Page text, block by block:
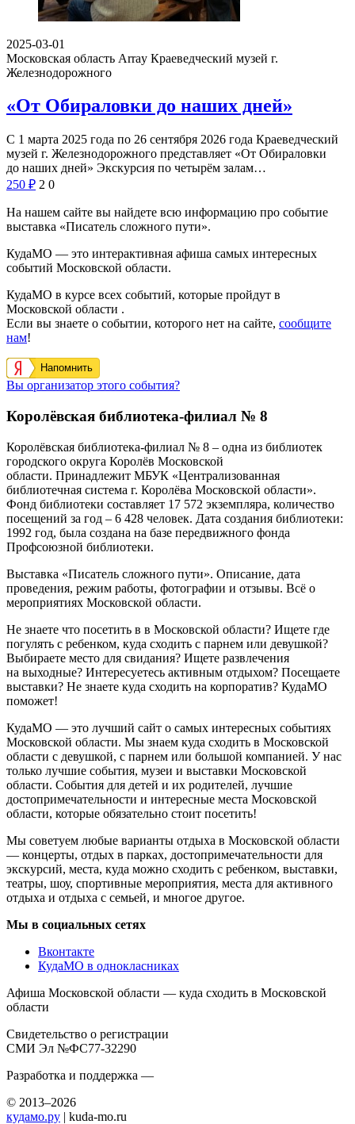
2025-03-01
Московская область Array Краеведческий музей г.
Железнодорожного
«От Обираловки до наших дней»
С 1 марта 2025 года по 26 сентября 2026 года Краеведческий
музей г. Железнодорожного представляет «От Обираловки
до наших дней» Экскурсия по четырём залам…
250 ₽ 2 0
На нашем сайте вы найдете всю информацию про событие
выставка «Писатель сложного пути».
КудаМО — это интерактивная афиша самых интересных
событий Московской области.
КудаМО в курсе всех событий, которые пройдут в
Московской области .
Если вы знаете о событии, которого нет на сайте, сообщите
нам!
Напомнить
Вы организатор этого события?
Королёвская библиотека-филиал № 8
Королёвская библиотека-филиал № 8 – одна из библиотек
городского округа Королёв Московской
области. Принадлежит МБУК «Централизованная
библиотечная система г. Королёва Московской области».
Фонд библиотеки составляет 17 572 экземпляра, количество
посещений за год – 6 428 человек. Дата создания библиотеки:
1992 год, была создана на базе передвижного фонда
Профсоюзной библиотеки.
Выставка «Писатель сложного пути». Описание, дата
проведения, режим работы, фотографии и отзывы. Всё о
мероприятиях Московской области.
Не знаете что посетить в в Московской области? Ищете где
погулять с ребенком, куда сходить с парнем или девушкой?
Выбираете место для свидания? Ищете развлечения
на выходные? Интересуетесь активным отдыхом? Посещаете
выставки? Не знаете куда сходить на корпоратив? КудаМО
поможет!
КудаМО — это лучший сайт о самых интересных событиях
Московской области. Мы знаем куда сходить в Московской
области с девушкой, с парнем или большой компанией. У нас
только лучшие события, музеи и выставки Московской
области. События для детей и их родителей, лучшие
достопримечательности и интересные места Московской
области, которые обязательно стоит посетить!
Мы советуем любые варианты отдыха в Московской области
— концерты, отдых в парках, достопримечательности для
экскурсий, места, куда можно сходить с ребенком, выставки,
театры, шоу, спортивные мероприятия, места для активного
отдыха и отдыха с семьей, и многое другое.
Мы в социальных сетях
Вконтакте
КудаМО в однокласниках
Афиша Московской области — куда сходить в Московской
области
Свидетельство о регистрации
СМИ Эл №ФС77-32290
Разработка и поддержка —
© 2013–2026
кудамо.ру | kuda-mo.ru